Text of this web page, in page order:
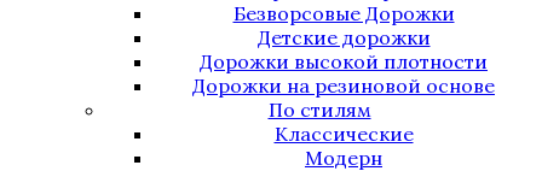
Безворсовые Дорожки
Детские дорожки
Дорожки высокой плотности
Дорожки на резиновой основе
По стилям
Классические
Модерн